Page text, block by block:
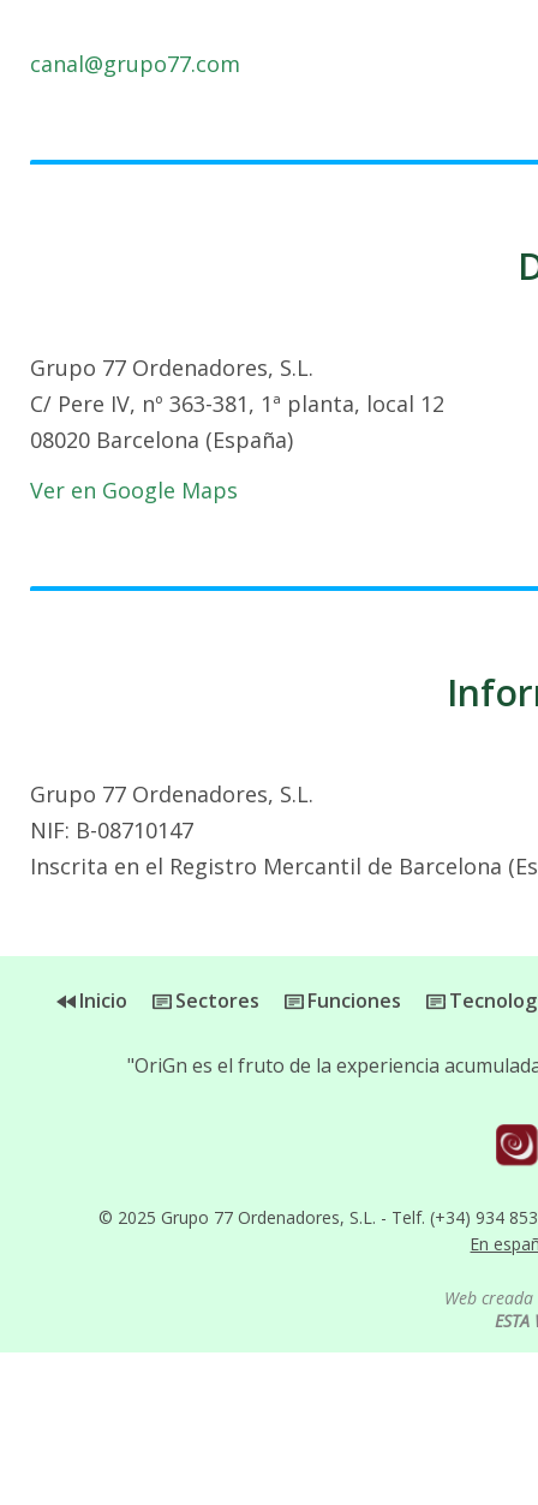
canal@grupo77.com
Grupo 77 Ordenadores, S.L.
C/ Pere IV, nº 363-381, 1ª planta, local 12
08020 Barcelona (España)
Ver en Google Maps
Grupo 77 Ordenadores, S.L.
NIF: B-08710147
Inscrita en el Registro Mercantil de Barcelona
Inicio Sectores Funciones
© 2025 Grupo 77 Ordenadores, S.L. - Telf. (+34) 934
En
"OriGn es el fruto de la experiencia
Web
ESTA